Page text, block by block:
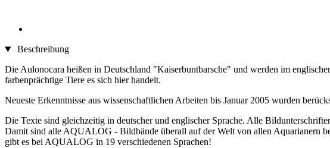
Beschreibung
Die Aulonocara heißen in Deutschland "Kaiserbuntbarsche" und werden im
farbenprächtige Tiere es sich hier handelt.
Neueste Erkenntnisse aus wissenschaftlichen Arbeiten bis Januar 2005 wurden
Die Texte sind gleichzeitig in deutscher und englischer Sprache. Alle
Damit sind alle AQUALOG - Bildbände überall auf der Welt von allen Aquarianern
gibt es bei AQUALOG in 19 verschiedenen Sprachen!